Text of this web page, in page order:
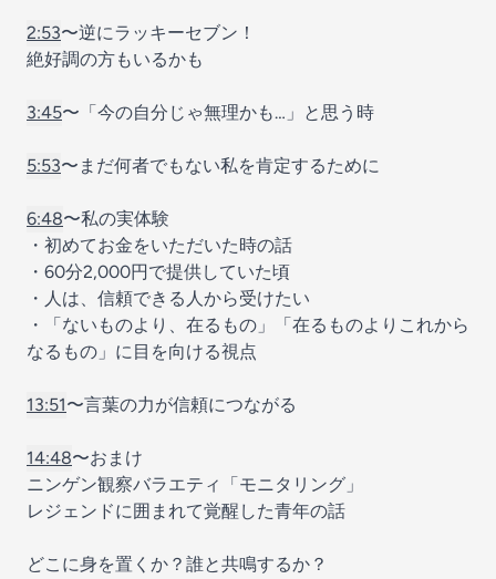
2:53〜逆にラッキーセブン！
絶好調の方もいるかも
3:45〜「今の自分じゃ無理かも…」と思う時
5:53〜まだ何者でもない私を肯定するために
6:48〜私の実体験
・初めてお金をいただいた時の話
・60分2,000円で提供していた頃
・人は、信頼できる人から受けたい
・「ないものより、在るもの」「在るものよりこれから
なるもの」に目を向ける視点
13:51〜言葉の力が信頼につながる
14:48〜おまけ
ニンゲン観察バラエティ「モニタリング」
レジェンドに囲まれて覚醒した青年の話
どこに身を置くか？誰と共鳴するか？